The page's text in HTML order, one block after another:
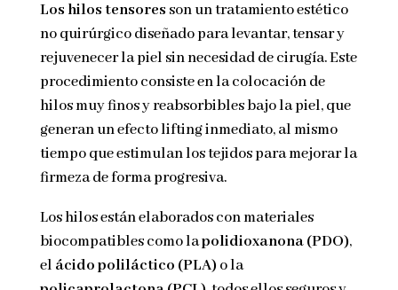
Los hilos tensores son un tratamiento estético
no quirúrgico diseñado para levantar, tensar y
rejuvenecer la piel sin necesidad de cirugía. Este
procedimiento consiste en la colocación de
hilos muy finos y reabsorbibles bajo la piel, que
generan un efecto lifting inmediato, al mismo
tiempo que estimulan los tejidos para mejorar la
firmeza de forma progresiva.
Los hilos están elaborados con materiales
biocompatibles como lapolidioxanona (PDO),
el ácido poliláctico (PLA) o la